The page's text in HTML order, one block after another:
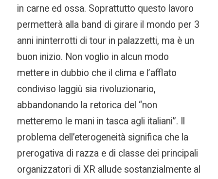
in carne ed ossa. Soprattutto questo lavoro
permetterà alla band di girare il mondo per 3
anni ininterrotti di tour in palazzetti, ma è un
buon inizio. Non voglio in alcun modo
mettere in dubbio che il clima e l’afflato
condiviso laggiù sia rivoluzionario,
abbandonando la retorica del “non
metteremo le mani in tasca agli italiani”. Il
problema dell’eterogeneità significa che la
prerogativa di razza e di classe dei principali
organizzatori di XR allude sostanzialmente al